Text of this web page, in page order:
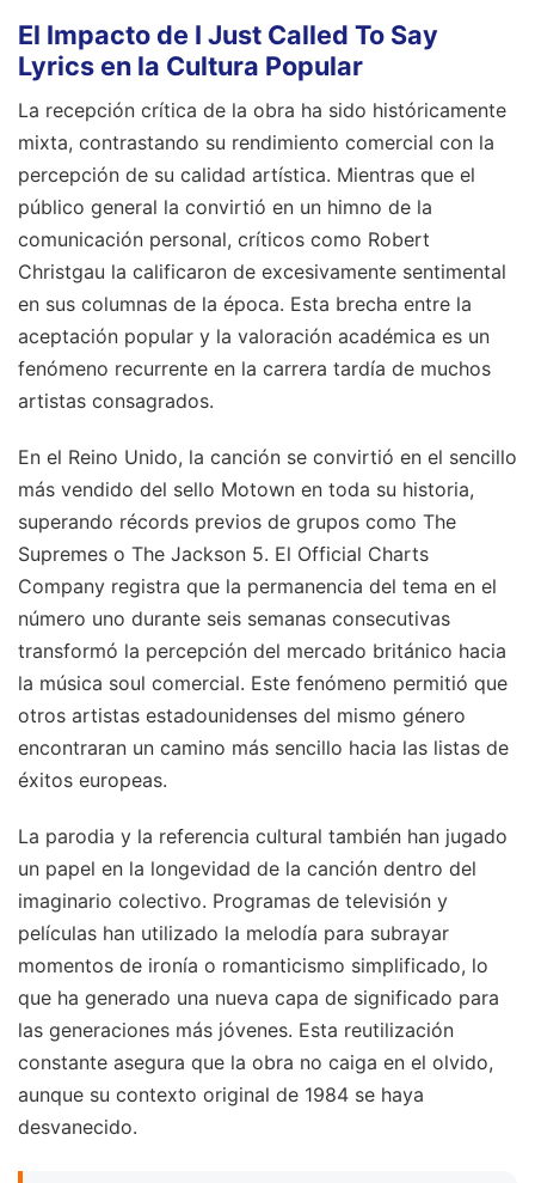
El Impacto de I Just Called To Say
Lyrics en la Cultura Popular
La recepción crítica de la obra ha sido históricamente
mixta, contrastando su rendimiento comercial con la
percepción de su calidad artística. Mientras que el
público general la convirtió en un himno de la
comunicación personal, críticos como Robert
Christgau la calificaron de excesivamente sentimental
en sus columnas de la época. Esta brecha entre la
aceptación popular y la valoración académica es un
fenómeno recurrente en la carrera tardía de muchos
artistas consagrados.
En el Reino Unido, la canción se convirtió en el sencillo
más vendido del sello Motown en toda su historia,
superando récords previos de grupos como The
Supremes o The Jackson 5. El Official Charts
Company registra que la permanencia del tema en el
número uno durante seis semanas consecutivas
transformó la percepción del mercado británico hacia
la música soul comercial. Este fenómeno permitió que
otros artistas estadounidenses del mismo género
encontraran un camino más sencillo hacia las listas de
éxitos europeas.
La parodia y la referencia cultural también han jugado
un papel en la longevidad de la canción dentro del
imaginario colectivo. Programas de televisión y
películas han utilizado la melodía para subrayar
momentos de ironía o romanticismo simplificado, lo
que ha generado una nueva capa de significado para
las generaciones más jóvenes. Esta reutilización
constante asegura que la obra no caiga en el olvido,
aunque su contexto original de 1984 se haya
desvanecido.